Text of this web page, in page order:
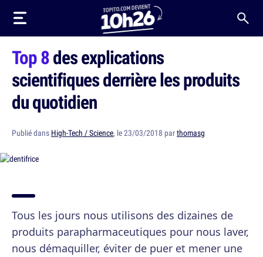
Top 8des explications
scientifiques derrière les produits
du quotidien
Publié dans High-Tech / Science, le 23/03/2018 parthomasg
Tous les jours nous utilisons des dizaines de
produits parapharmaceutiques pour nous laver,
nous démaquiller, éviter de puer et mener une